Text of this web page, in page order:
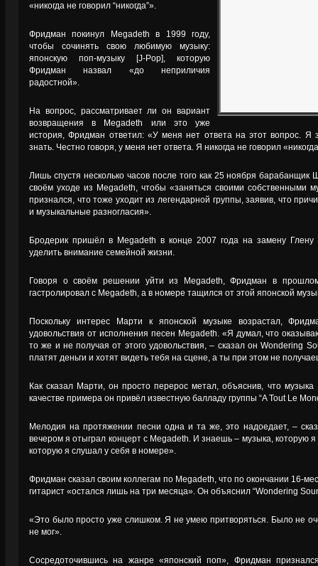
«никогда не говорил “никогда”».
Фридман покинул Megadeth в 1999 году,
чтобы сочинять свою любимую музыку:
японскую поп-музыку [J-Pop], которую
Фридман назвал «до неприличия
радостной».
На вопрос, рассматривает ли он вариант
возвращения в Megadeth или это уже
история, Фридман ответил: «У меня нет ответа на этот вопрос.
знать. Честно говоря, у меня нет ответа. Я никогда не говорил
Лишь спустя несколько часов после того как 25 ноября
своём уходе из Megadeth, чтобы «заняться своими собственными
признался, что тоже уходит из легендарной группы, заявив, что
и музыкальные разногласия».
Бродерик пришёл в Megadeth в конце 2007 года на замену Глену
уделить внимание семейной жизни.
Говоря о своём решении уйти из Megadeth, Фридман в
гастролировал с Megadeth, а в номере тащился от этой японской
Поскольку интерес Марти к японской музыке возрастал,
удовольствия от исполнения песен Megadeth. «Я думал, что
то же и не получая от этого удовольствия, – сказал он Wondering
платят деньги и хотят видеть тебя на сцене, а ты при этом не
Как сказал Марти, он просто перерос метал, объяснив, что
качестве примера он привёл известную балладу группы “A Tout Le
Мелодия на протяжении песни одна и та же, это надоедает, –
вечером я отыграл концерт с Megadeth. И знаешь – музыка, которую
которую я слушал у себя в номере».
Фридман сказал своим коллегам по Megadeth, что по окончании 16-
гитарист «остался лишь на три месяца». Он объяснил “Wondering
«Это было просто уже слишком. Я не умею притворяться. Было не
не мог».
Сосредоточившись на жанре «японский поп», Фридман